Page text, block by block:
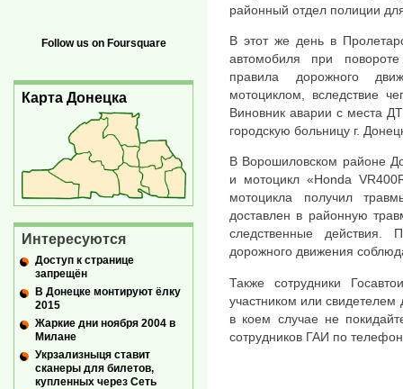
районный отдел полиции
В этот же день в
автомобиля при
правила дорожного
мотоциклом, вследствие
Виновник аварии с места
городскую больницу г.
В Ворошиловском районе
и мотоцикл «Honda
мотоцикла получил
доставлен в районную
следственные действия.
дорожного движения
Также сотрудники
участником или свидетелем
в коем случае не
сотрудников ГАИ по
Follow us on Foursquare
Карта Донецка
Интересуются
Доступ к странице
запрещён
В Донецке монтируют ёлку
2015
Жаркие дни ноября 2004 в
Милане
Укрзализныця ставит
сканеры для билетов,
купленных через Сеть